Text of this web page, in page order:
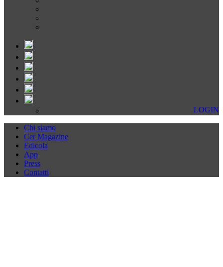
LOGIN
Chi siamo
Cer Magazine
Edicola
App
Press
Contatti